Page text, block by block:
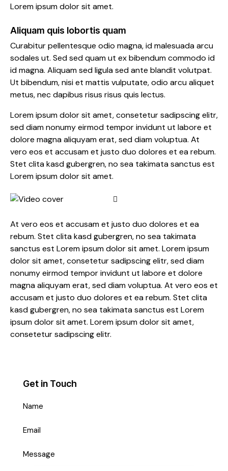
Lorem ipsum dolor sit amet.
Aliquam quis lobortis quam
Curabitur pellentesque odio magna, id malesuada arcu
sodales ut. Sed sed quam ut ex bibendum commodo id
id magna. Aliquam sed ligula sed ante blandit volutpat.
Ut bibendum, nisi et mattis vulputate, odio arcu aliquet
metus, nec dapibus risus risus quis lectus.
Lorem ipsum dolor sit amet, consetetur sadipscing elitr,
sed diam nonumy eirmod tempor invidunt ut labore et
dolore magna aliquyam erat, sed diam voluptua. At
vero eos et accusam et justo duo dolores et ea rebum.
Stet clita kasd gubergren, no sea takimata sanctus est
Lorem ipsum dolor sit amet.
At vero eos et accusam et justo duo dolores et ea
rebum. Stet clita kasd gubergren, no sea takimata
sanctus est Lorem ipsum dolor sit amet. Lorem ipsum
dolor sit amet, consetetur sadipscing elitr, sed diam
nonumy eirmod tempor invidunt ut labore et dolore
magna aliquyam erat, sed diam voluptua. At vero eos et
accusam et justo duo dolores et ea rebum. Stet clita
kasd gubergren, no sea takimata sanctus est Lorem
ipsum dolor sit amet. Lorem ipsum dolor sit amet,
consetetur sadipscing elitr.
Get in Touch